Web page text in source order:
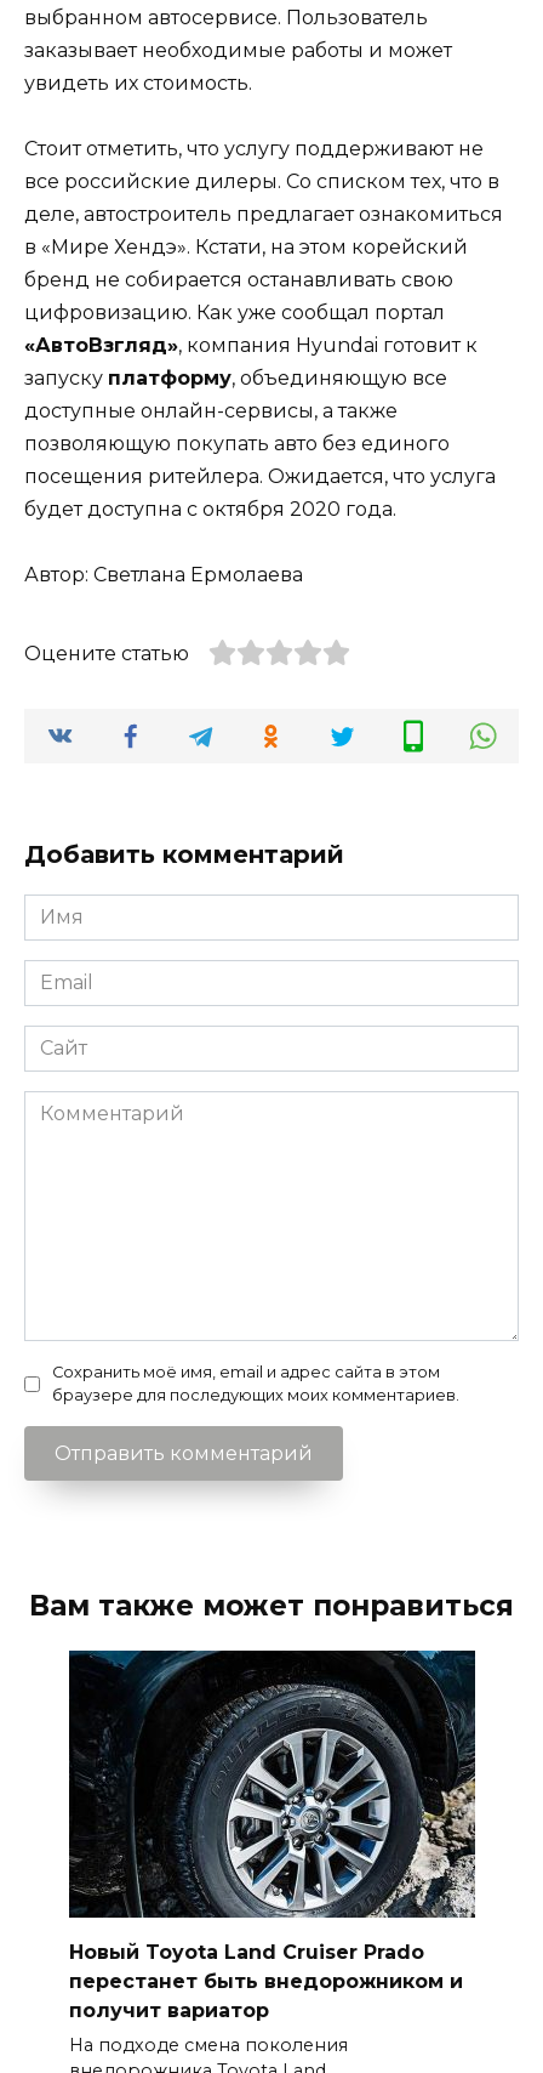
выбранном автосервисе. Пользователь
заказывает необходимые работы и может
увидеть их стоимость.
Стоит отметить, что услугу поддерживают не
все российские дилеры. Со списком тех, что в
деле, автостроитель предлагает ознакомиться
в «Мире Хендэ». Кстати, на этом корейский
бренд не собирается останавливать свою
цифровизацию. Как уже сообщал портал
«АвтоВзгляд», компания Hyundai готовит к
запуску платформу, объединяющую все
доступные онлайн-сервисы, а также
позволяющую покупать авто без единого
посещения ритейлера. Ожидается, что услуга
будет доступна с октября 2020 года.
Автор: Светлана Ермолаева
Оцените статью
Добавить комментарий
Имя
*
Email
*
Сайт
Комментарий
Сохранить моё имя, email и адрес сайта в этом
браузере для последующих моих комментариев.
Вам также может понравиться
Новый Toyota Land Cruiser Prado
перестанет быть внедорожником и
получит вариатор
На подходе смена поколения